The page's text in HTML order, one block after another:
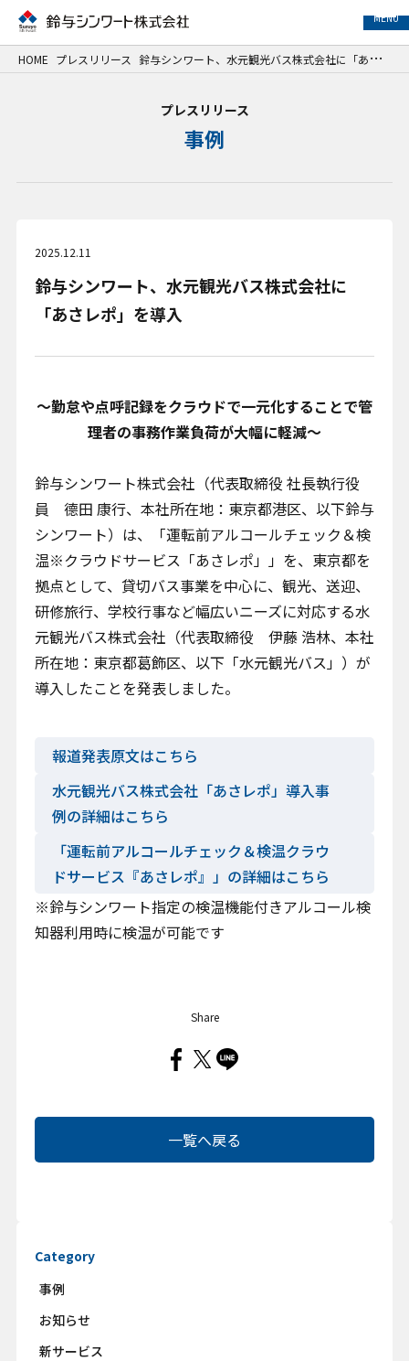
MENU
事例紹介
サステナビリティ
お問い合わせ
プライバシーポリシー
クッキーポリシー
クッキー設定変更
情報セキュリティ方針
サイトマップ
HOME プレスリリース 鈴与シンワート、水元観光バス株式会社に「あさレポ」を導入
プレスリリース
事例
2025.12.11
鈴与シンワート、水元観光バス株式会社に
「あさレポ」を導入
～勤怠や点呼記録をクラウドで一元化することで管
理者の事務作業負荷が大幅に軽減～
鈴与シンワート株式会社（代表取締役 社長執行役
員 德田 康行、本社所在地：東京都港区、以下鈴与
シンワート）は、「運転前アルコールチェック＆検
温※クラウドサービス「あさレポ」」を、東京都を
拠点として、貸切バス事業を中心に、観光、送迎、
研修旅行、学校行事など幅広いニーズに対応する水
元観光バス株式会社（代表取締役 伊藤 浩林、本社
所在地：東京都葛飾区、以下「水元観光バス」）が
導入したことを発表しました。
報道発表原文はこちら
水元観光バス株式会社「あさレポ」導入事
例の詳細はこちら
「運転前アルコールチェック＆検温クラウ
ドサービス『あさレポ』」の詳細はこちら
※鈴与シンワート指定の検温機能付きアルコール検
知器利用時に検温が可能です
Share
一覧へ戻る
Category
事例
お知らせ
新サービス